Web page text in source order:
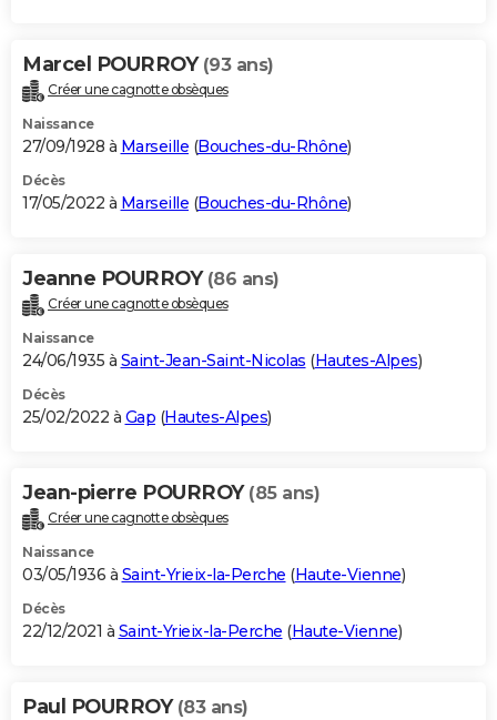
Marcel POURROY (93 ans)
Créer une cagnotte obsèques
Naissance
27/09/1928 à Marseille (Bouches-du-Rhône)
Décès
17/05/2022 à Marseille (Bouches-du-Rhône)
Jeanne POURROY (86 ans)
Créer une cagnotte obsèques
Naissance
24/06/1935 à Saint-Jean-Saint-Nicolas (Hautes-Alpes)
Décès
25/02/2022 à Gap (Hautes-Alpes)
Jean-pierre POURROY (85 ans)
Créer une cagnotte obsèques
Naissance
03/05/1936 à Saint-Yrieix-la-Perche (Haute-Vienne)
Décès
22/12/2021 à Saint-Yrieix-la-Perche (Haute-Vienne)
Paul POURROY (83 ans)